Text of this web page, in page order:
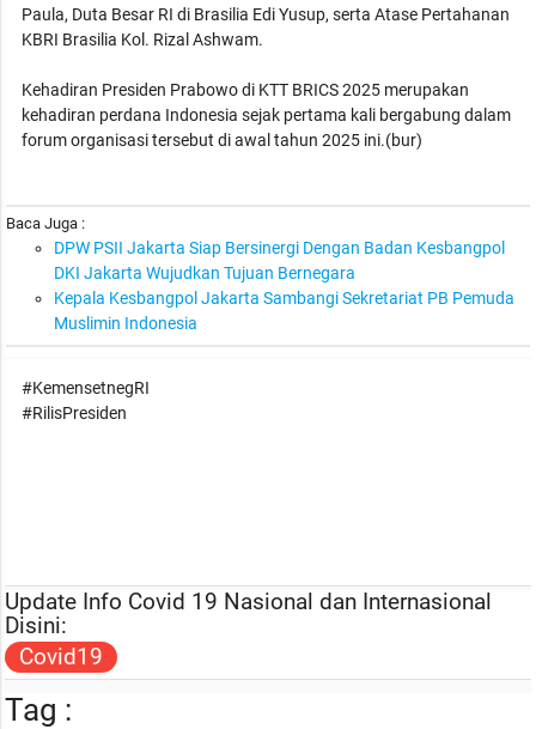
Paula, Duta Besar RI di Brasilia Edi Yusup, serta Atase Pertahanan
KBRI Brasilia Kol. Rizal Ashwam.
Kehadiran Presiden Prabowo di KTT BRICS 2025 merupakan
kehadiran perdana Indonesia sejak pertama kali bergabung dalam
forum organisasi tersebut di awal tahun 2025 ini.(bur)
Baca Juga :
DPW PSII Jakarta Siap Bersinergi Dengan Badan Kesbangpol
DKI Jakarta Wujudkan Tujuan Bernegara
Kepala Kesbangpol Jakarta Sambangi Sekretariat PB Pemuda
Muslimin Indonesia
#KemensetnegRI
#RilisPresiden
Update Info Covid 19 Nasional dan Internasional
Disini:
Covid19
Tag :